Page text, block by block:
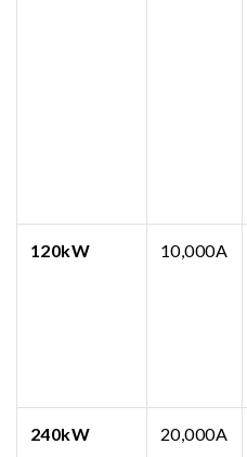
120kW 10,000A
240kW 20,000A